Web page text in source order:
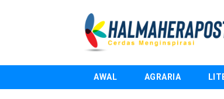
AWAL AGRARIA